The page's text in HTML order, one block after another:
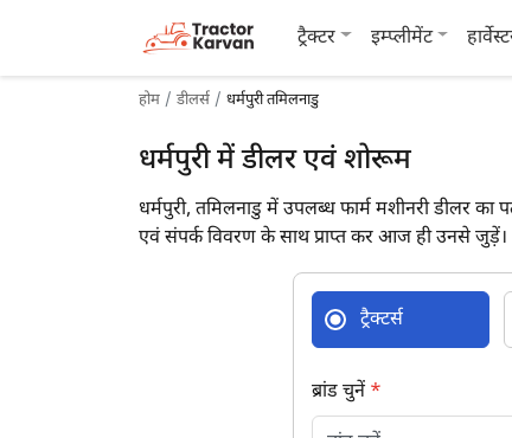
ट्रैक्टर इम्प्लीमेंट
होम डीलर्स धर्मपुरी तमिलनाडु
धर्मपुरी में डीलर एवं शोरूम
धर्मपुरी, तमिलनाडु में उपलब्ध फार्म मशीनरी डीलर
एवं संपर्क विवरण के साथ प्राप्त कर आज ही उनसे जुड़ें।
ट्रैक्टर्स
ब्रांड चुनें*